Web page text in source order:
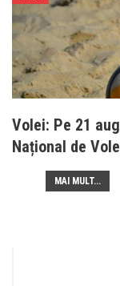
Volei: Pe 21
Național de
MAI MULT...